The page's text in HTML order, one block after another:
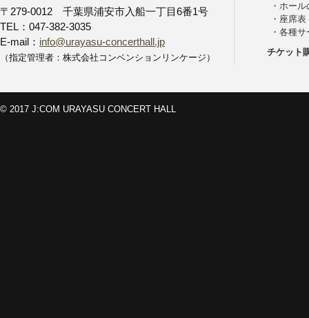
〒279-0012 千葉県浦安市入船一丁目6番1号
TEL：047-382-3035
E-mail： info@urayasu-concerthall.jp
（指定管理者：株式会社コンベンションリンケージ）
・ ホール
・ 座席表
・ 各種サ
チケット
© 2017 J:COM URAYASU CONCERT HALL